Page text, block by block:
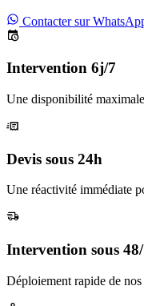
Contacter sur
Intervention 6j/7
Une disponibilité
Devis sous 24h
Une réactivité immédiate
Intervention sous
Déploiement rapide de